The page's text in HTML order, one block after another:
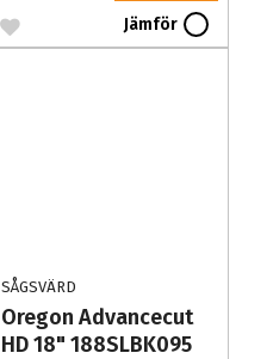
Jämför
SÅGSVÄRD
Oregon Advancecut
HD 18" 188SLBK095